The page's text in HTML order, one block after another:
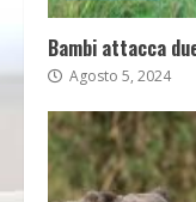
Bambi attacca
Agosto 5, 2024